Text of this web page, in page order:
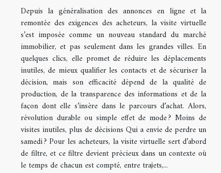
Depuis la généralisation des annonces en ligne et la
remontée des exigences des acheteurs, la visite virtuelle
s’est imposée comme un nouveau standard du marché
immobilier, et pas seulement dans les grandes villes. En
quelques clics, elle promet de réduire les déplacements
inutiles, de mieux qualifier les contacts et de sécuriser la
décision, mais son efficacité dépend de la qualité de
production, de la transparence des informations et de la
façon dont elle s’insère dans le parcours d’achat. Alors,
révolution durable ou simple effet de mode ? Moins de
visites inutiles, plus de décisions Qui a envie de perdre un
samedi ? Pour les acheteurs, la visite virtuelle sert d’abord
de filtre, et ce filtre devient précieux dans un contexte où
le temps de chacun est compté, entre trajets,...